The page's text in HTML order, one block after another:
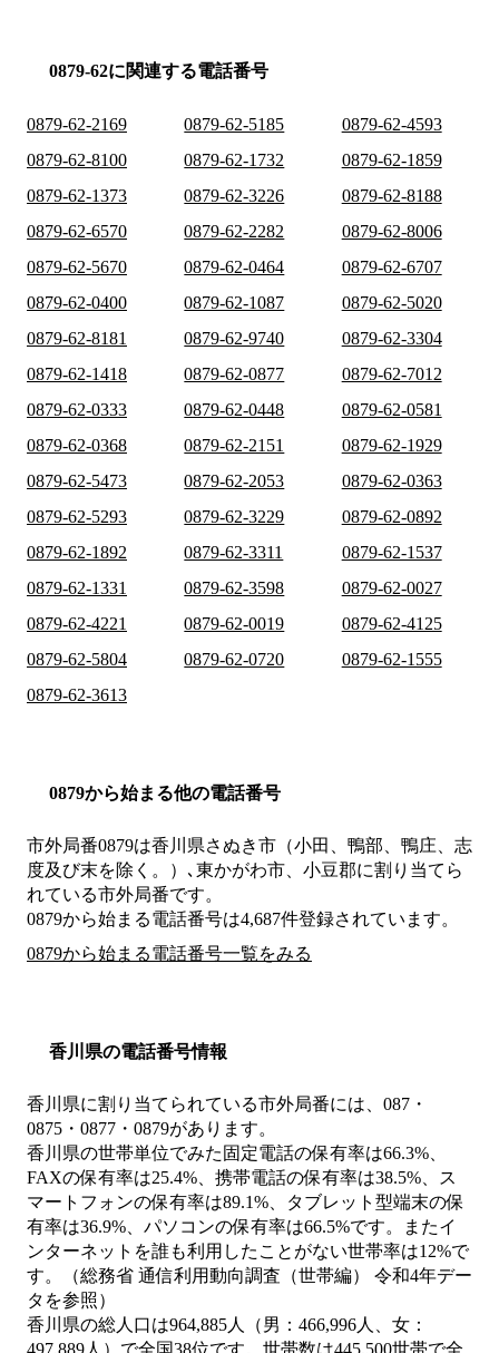
0879-62に関連する電話番号
0879-62-2169 0879-62-5185
0879-62-4593
0879-62-8100
0879-62-1732
0879-62-1859
0879-62-1373
0879-62-3226
0879-62-8188
0879-62-6570
0879-62-2282
0879-62-8006
0879-62-5670
0879-62-0464
0879-62-6707
0879-62-0400
0879-62-1087
0879-62-5020
0879-62-8181
0879-62-9740
0879-62-3304
0879-62-1418
0879-62-0877
0879-62-7012
0879-62-0333
0879-62-0448
0879-62-0581
0879-62-0368
0879-62-2151
0879-62-1929
0879-62-5473
0879-62-2053
0879-62-0363
0879-62-5293
0879-62-3229
0879-62-0892
0879-62-1892
0879-62-3311
0879-62-1537
0879-62-1331
0879-62-3598
0879-62-0027
0879-62-4221
0879-62-0019
0879-62-4125
0879-62-5804
0879-62-0720
0879-62-1555
0879-62-3613
0879から始まる他の電話番号
市外局番0879は香川県さぬき市（小田、鴨部、鴨庄、志
度及び末を除く。）､東かがわ市、小豆郡に割り当てら
れている市外局番です。
0879から始まる電話番号は4,687件登録されています。
0879から始まる電話番号一覧をみる
香川県の電話番号情報
香川県に割り当てられている市外局番には、087・
0875・0877・0879があります。
香川県の世帯単位でみた固定電話の保有率は66.3%、
FAXの保有率は25.4%、携帯電話の保有率は38.5%、ス
マートフォンの保有率は89.1%、タブレット型端末の保
有率は36.9%、パソコンの保有率は66.5%です。またイ
ンターネットを誰も利用したことがない世帯率は12%で
す。（総務省 通信利用動向調査（世帯編） 令和4年デー
タを参照）
香川県の総人口は964,885人（男：466,996人、女：